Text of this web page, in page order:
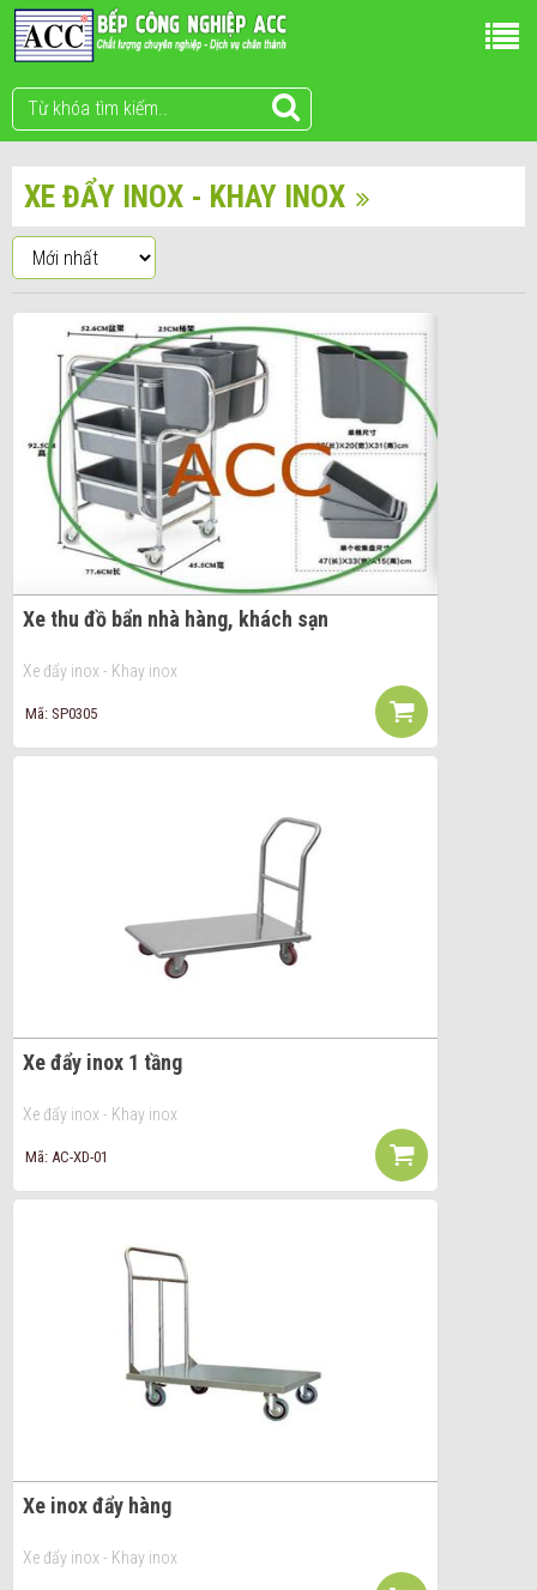
XE ĐẨY INOX - KHAY INOX
Xe thu đồ bẩn nhà hàng, khách sạn
Xe đẩy inox - Khay inox
Mã: SP0305
Xe đẩy inox 1 tầng
Xe đẩy inox - Khay inox
Mã: AC-XD-01
Xe inox đẩy hàng
Xe đẩy inox - Khay inox